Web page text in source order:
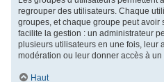
regrouper des utilisateurs. Chaque
groupes, et chaque groupe peut avoir
facilite la gestion : un administrateur
plusieurs utilisateurs en une fois, leur
modération ou leur donner accès à un
Haut